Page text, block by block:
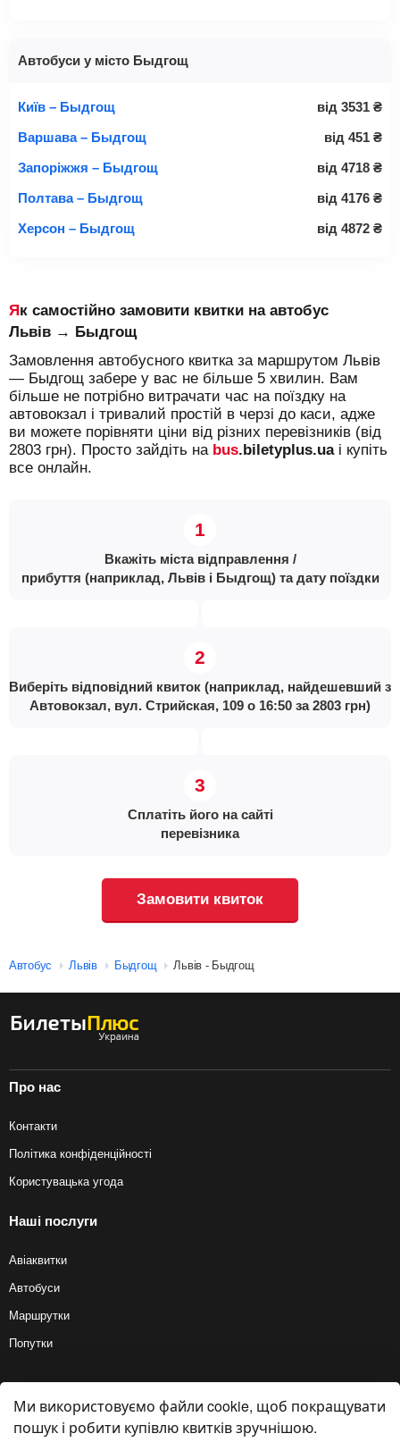
Автобуси у місто Быдгощ
Київ – Быдгощ від 3531 ₴
Варшава – Быдгощ
від 451 ₴
Запоріжжя – Быдгощ
від 4718 ₴
Полтава – Быдгощ
від 4176 ₴
Херсон – Быдгощ
від 4872 ₴
Як самостійно замовити квитки на автобус
Львів → Быдгощ
Замовлення автобусного квитка за маршрутом Львів
— Быдгощ забере у вас не більше 5 хвилин. Вам
більше не потрібно витрачати час на поїздку на
автовокзал і тривалий простій в черзі до каси, адже
ви можете порівняти ціни від різних перевізників (від
2803 грн). Просто зайдіть на bus.biletyplus.uaі купіть
все онлайн.
Вкажіть міста відправлення /
прибуття (наприклад, Львів і Быдгощ) та дату поїздки
Виберіть відповідний квиток (наприклад, найдешевший з
Автовокзал, вул. Стрийская, 109 о 16:50 за 2803 грн)
Сплатіть його на сайті
перевізника
Замовити квиток
Автобус Львів Быдгощ Львів - Быдгощ
Про нас
Контакти
Політика конфіденційності
Користувацька угода
Наші послуги
Авіаквитки
Автобуси
Маршрутки
Попутки
© 2012 — 2026, Biletyplus, ООО «Инновэйтив Трэвел Текнолоджиз». Усі
права захищені. Купівля квитків на автобус здійснюється користувачем
самостійно на сайтах партнерів, BiletyPlus не несе відповідальності за
Ми використовуємо файли cookie, щоб покращувати
пошук і робити купівлю квитків зручнішою.